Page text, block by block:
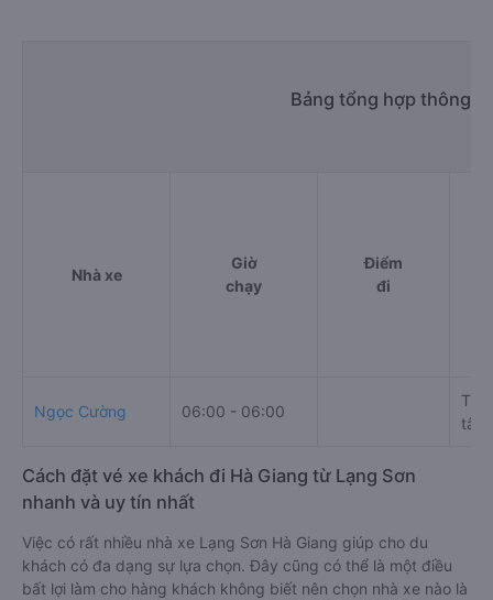
Bảng tổng hợp thông
Nhà xe
Giờ
chạy
Điểm
đi
Ngọc Cường 06:00 - 06:00
tâm)
Cách đặt vé xe khách đi Hà Giang từ Lạng Sơn
nhanh và uy tín nhất
Việc có rất nhiều nhà xe Lạng Sơn Hà Giang giúp cho du
khách có đa dạng sự lựa chọn. Đây cũng có thể là một điều
bất lợi làm cho hàng khách không biết nên chọn nhà xe nào là